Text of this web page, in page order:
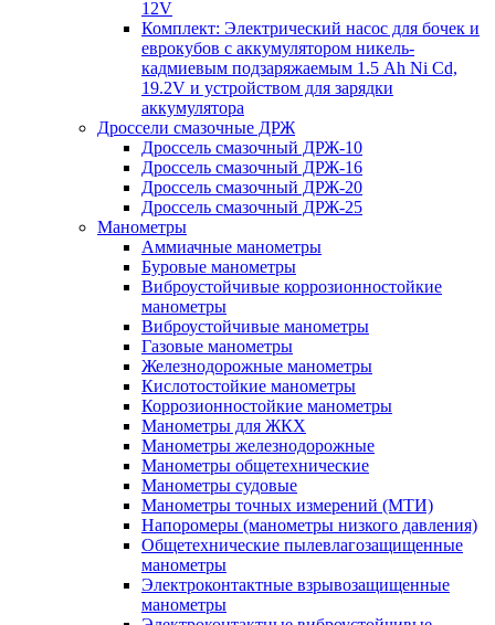
12V
Комплект: Электрический насос для бочек и
еврокубов с аккумулятором никель-
кадмиевым подзаряжаемым 1.5 Ah Ni Cd,
19.2V и устройством для зарядки
аккумулятора
Дроссели смазочные ДРЖ
Дроссель смазочный ДРЖ-10
Дроссель смазочный ДРЖ-16
Дроссель смазочный ДРЖ-20
Дроссель смазочный ДРЖ-25
Манометры
Аммиачные манометры
Буровые манометры
Виброустойчивые коррозионностойкие
манометры
Виброустойчивые манометры
Газовые манометры
Железнодорожные манометры
Кислотостойкие манометры
Коррозионностойкие манометры
Манометры для ЖКХ
Манометры железнодорожные
Манометры общетехнические
Манометры судовые
Манометры точных измерений (МТИ)
Напоромеры (манометры низкого давления)
Общетехнические пылевлагозащищенные
манометры
Электроконтактные взрывозащищенные
манометры